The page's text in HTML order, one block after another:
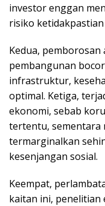
investor enggan
risiko
Kedua,
pembangunan
infrastruktur,
optimal. Ketiga,
ekonomi, sebab
tertentu, sementara
termarginalkan
kesenjangan sosial.
Keempat,
kaitan ini, penelitian